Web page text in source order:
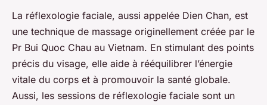
La réflexologie faciale, aussi appelée Dien Chan, est
une technique de massage originellement créée par le
Pr Bui Quoc Chau au Vietnam. En stimulant des points
précis du visage, elle aide à rééquilibrer l’énergie
vitale du corps et à promouvoir la santé globale.
Aussi, les sessions de réflexologie faciale sont un